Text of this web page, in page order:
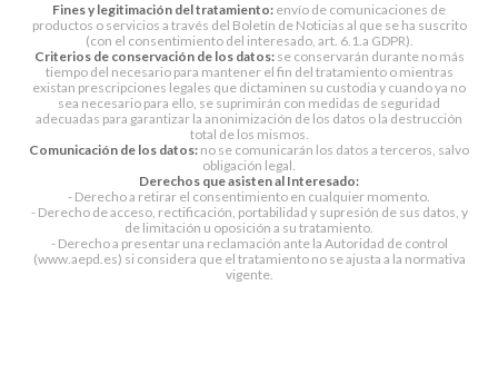
Fines y legitimación del tratamiento: envío de comunicaciones de
productos o servicios a través del Boletín de Noticias al que se ha suscrito
(con el consentimiento del interesado, art. 6.1.a GDPR).
Criterios de conservación de los datos:se conservarán durante no más
tiempo del necesario para mantener el fin del tratamiento o mientras
existan prescripciones legales que dictaminen su custodia y cuando ya no
sea necesario para ello, se suprimirán con medidas de seguridad
adecuadas para garantizar la anonimización de los datos o la destrucción
total de los mismos.
Comunicación de los datos: no se comunicarán los datos a terceros, salvo
obligación legal.
Derechos que asisten al Interesado:
- Derecho a retirar el consentimiento en cualquier momento.
- Derecho de acceso, rectificación, portabilidad y supresión de sus datos, y
de limitación u oposición a su tratamiento.
- Derecho a presentar una reclamación ante la Autoridad de control
(www.aepd.es) si considera que el tratamiento no se ajusta a la normativa
vigente.